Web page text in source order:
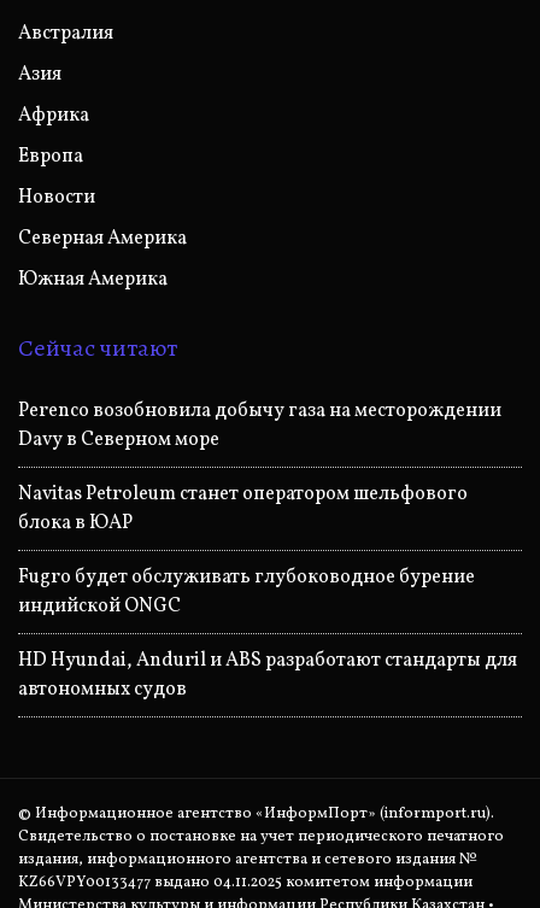
Австралия
Азия
Африка
Европа
Новости
Северная Америка
Южная Америка
Сейчас читают
Perenco возобновила добычу газа на месторождении
Davy в Северном море
Navitas Petroleum станет оператором шельфового
блока в ЮАР
Fugro будет обслуживать глубоководное бурение
индийской ONGC
HD Hyundai, Anduril и ABS разработают стандарты для
автономных судов
© Информационное агентство «ИнформПорт» (informport.ru).
Свидетельство о постановке на учет периодического печатного
издания, информационного агентства и сетевого издания №
KZ66VPY00133477 выдано 04.11.2025 комитетом информации